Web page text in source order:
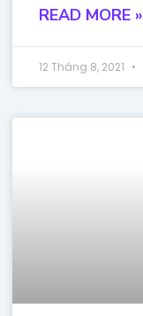
READ MORE »
12 Tháng 8, 2021